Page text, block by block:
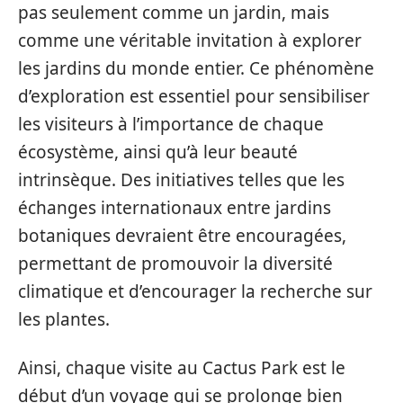
pas seulement comme un jardin, mais
comme une véritable invitation à explorer
les jardins du monde entier. Ce phénomène
d’exploration est essentiel pour sensibiliser
les visiteurs à l’importance de chaque
écosystème, ainsi qu’à leur beauté
intrinsèque. Des initiatives telles que les
échanges internationaux entre jardins
botaniques devraient être encouragées,
permettant de promouvoir la diversité
climatique et d’encourager la recherche sur
les plantes.
Ainsi, chaque visite au Cactus Park est le
début d’un voyage qui se prolonge bien